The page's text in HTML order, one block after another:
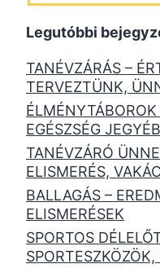
Legutóbbi
TANÉVZÁRÁS –
TERVEZTÜNK,
EGÉSZSÉG
TANÉVZÁRÓ
ELISMERÉS,
BALLAGÁS –
ELISMERÉSEK
SPORTOS